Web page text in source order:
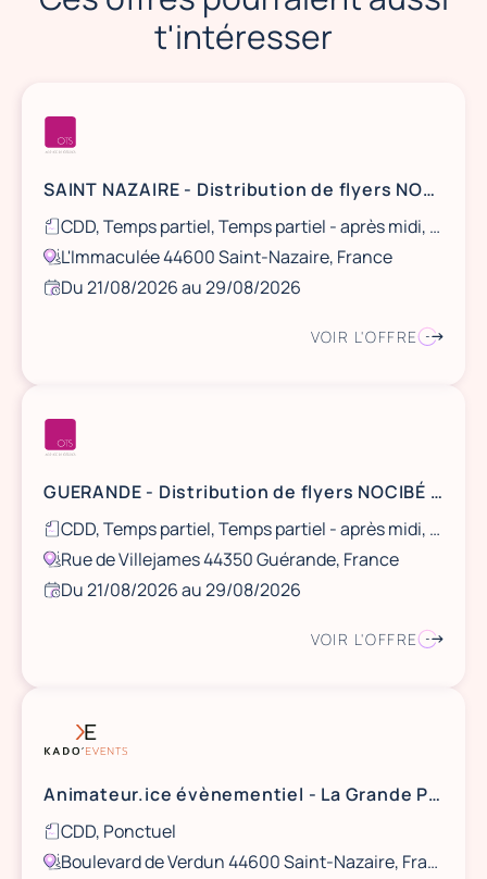
t'intéresser
SAINT NAZAIRE - Distribution de flyers NOCIBÉ - 21 et 22 août / 28 et 29 août
CDD, Temps partiel, Temps partiel - après midi, Ponctuel
L'Immaculée 44600 Saint-Nazaire, France
Du 21/08/2026 au 29/08/2026
VOIR L'OFFRE
GUERANDE - Distribution de flyers NOCIBÉ - 21 et 22 août / 28 et 29 août
CDD, Temps partiel, Temps partiel - après midi, Ponctuel
Rue de Villejames 44350 Guérande, France
Du 21/08/2026 au 29/08/2026
VOIR L'OFFRE
Animateur.ice évènementiel - La Grande Plage de Saint Nazaire - 13 août
CDD, Ponctuel
Boulevard de Verdun 44600 Saint-Nazaire, France